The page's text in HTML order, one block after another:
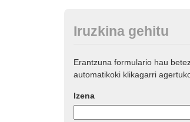
Iruzkina gehitu
Erantzuna formulario hau
automatikoki klikagarri
Izena